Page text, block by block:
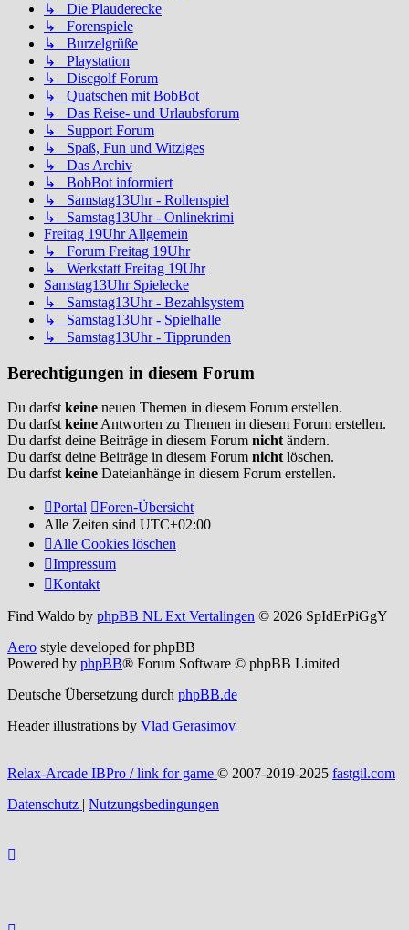
↳ Die Plauderecke
↳ Forenspiele
↳ Burzelgrüße
↳ Playstation
↳ Discgolf Forum
↳ Quatschen mit BobBot
↳ Das Reise- und Urlaubsforum
↳ Support Forum
↳ Spaß, Fun und Witziges
↳ Das Archiv
↳ BobBot informiert
↳ Samstag13Uhr - Rollenspiel
↳ Samstag13Uhr - Onlinekrimi
Freitag 19Uhr Allgemein
↳ Forum Freitag 19Uhr
↳ Werkstatt Freitag 19Uhr
Samstag13Uhr Spielecke
↳ Samstag13Uhr - Bezahlsystem
↳ Samstag13Uhr - Spielhalle
↳ Samstag13Uhr - Tipprunden
Berechtigungen in diesem Forum
Du darfstkeine neuen Themen in diesem Forum erstellen.
Du darfstkeineAntworten zu Themen in diesem Forum erstellen.
Du darfst deine Beiträge in diesem Forum nichtändern.
Du darfst deine Beiträge in diesem Forum nichtlöschen.
Du darfstkeine Dateianhänge in diesem Forum erstellen.
Portal
Foren-Übersicht
Alle Zeiten sind UTC+02:00
Alle Cookies löschen
Impressum
Kontakt
Find Waldo by phpBB NL Ext Vertalingen © 2026 SpIdErPiGgY
Aero style developed for phpBB
Powered by phpBB® Forum Software © phpBB Limited
Deutsche Übersetzung durch phpBB.de
Header illustrations by Vlad Gerasimov
Relax-Arcade IBPro / link for game © 2007-2019-2025 fastgil.com
Datenschutz | Nutzungsbedingungen